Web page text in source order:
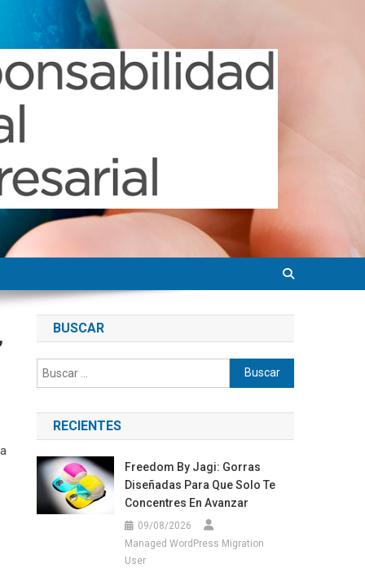
BUSCAR
Buscar:
RECIENTES
Freedom By Jagi: Gorras
Diseñadas Para Que Solo Te
Concentres En Avanzar
09/08/2026
Managed WordPress Migration
User